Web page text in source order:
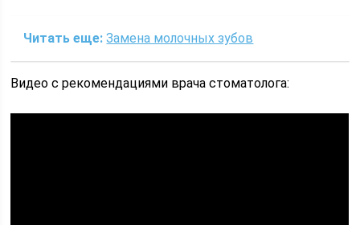
Читать еще: Замена молочных зубов
Видео с рекомендациями врача стоматолога: